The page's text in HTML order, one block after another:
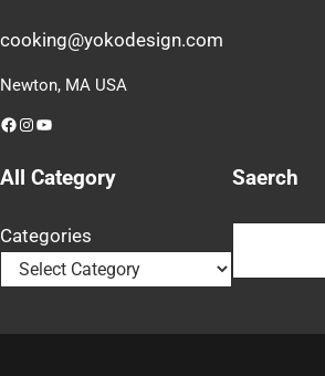
cooking@yokodesign.com
Newton, MA USA
Facebook
Instagram
YouTube
All Category
Categories
Saerch